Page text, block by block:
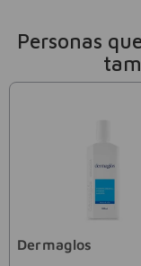
Personas
Dermaglos